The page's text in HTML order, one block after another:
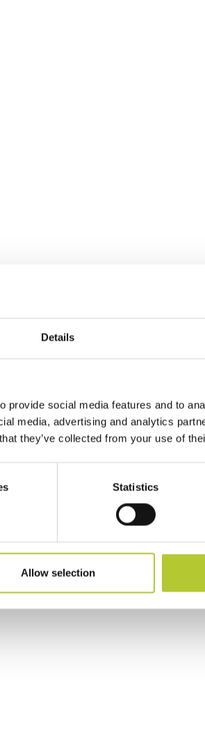
Details
provide social media features and to
media, advertising and analytics
they’ve collected from your use of
Statistics
Allow selection